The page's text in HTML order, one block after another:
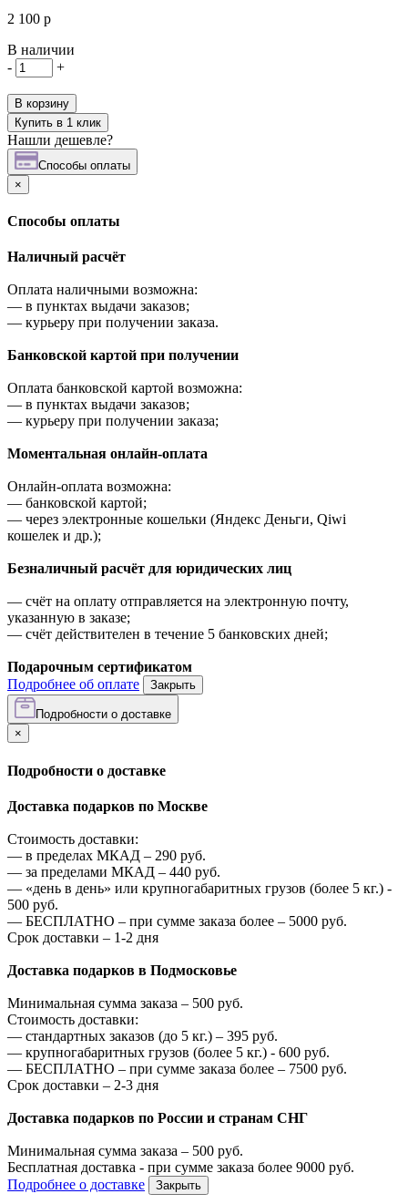
2 100 р
В наличии
-
+
В корзину
Купить в 1 клик
Нашли дешевле?
Cпособы оплаты
×
Cпособы оплаты
Наличный расчёт
Оплата наличными возможна:
— в пунктах выдачи заказов;
— курьеру при получении заказа.
Банковской картой при получении
Оплата банковской картой возможна:
— в пунктах выдачи заказов;
— курьеру при получении заказа;
Моментальная онлайн-оплата
Онлайн-оплата возможна:
— банковской картой;
— через электронные кошельки (Яндекс Деньги, Qiwi
кошелек и др.);
Безналичный расчёт для юридических лиц
— счёт на оплату отправляется на электронную почту,
указанную в заказе;
— счёт действителен в течение 5 банковских дней;
Подарочным сертификатом
Подробнее об оплате
Закрыть
Подробности о доставке
×
Подробности о доставке
Доставка подарков по Москве
Стоимость доставки:
— в пределах МКАД – 290 руб.
— за пределами МКАД – 440 руб.
— «день в день» или крупногабаритных грузов (более 5 кг.) -
500 руб.
— БЕСПЛАТНО – при сумме заказа более – 5000 руб.
Срок доставки – 1-2 дня
Доставка подарков в Подмосковье
Минимальная сумма заказа – 500 руб.
Стоимость доставки:
— стандартных заказов (до 5 кг.) – 395 руб.
— крупногабаритных грузов (более 5 кг.) - 600 руб.
— БЕСПЛАТНО – при сумме заказа более – 7500 руб.
Срок доставки – 2-3 дня
Доставка подарков по России и странам СНГ
Минимальная сумма заказа – 500 руб.
Бесплатная доставка - при сумме заказа более 9000 руб.
Подробнее о доставке
Закрыть